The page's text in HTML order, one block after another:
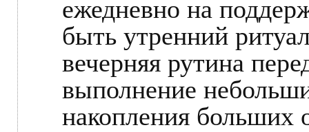
ежедневно на
быть утренний
вечерняя рутина
выполнение
накопления больших